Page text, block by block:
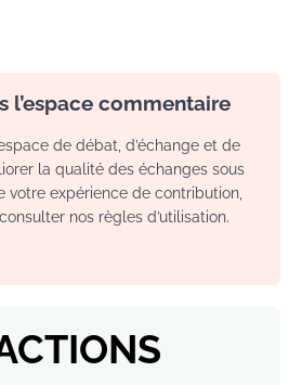
l’espace commentaire
de débat, d’échange et de
la qualité des échanges sous
votre expérience de contribution,
nos règles d’utilisation.